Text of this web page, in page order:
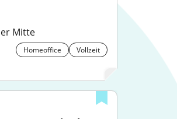
Mitte
Homeoffice Vollzeit